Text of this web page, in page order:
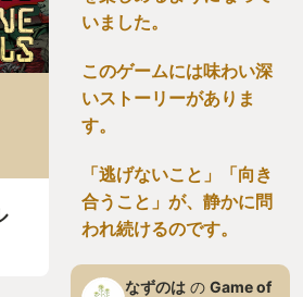
いました。
このゲームには味わい深
いストーリーがありま
す。
「逃げないこと」「向き
合うこと」が、静かに問
われ続けるのです。
なずのは の Game of